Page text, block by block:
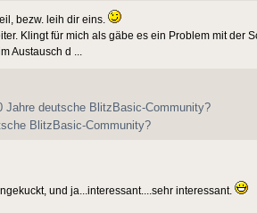
bezw. leih dir eins.
Klingt für mich als gäbe es ein Problem mit der
Austausch d ...
Jahre deutsche BlitzBasic-Community?
BlitzBasic-Community?
und ja...interessant....sehr interessant.